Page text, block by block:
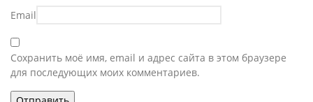
Email
Сохранить моё имя, email и адрес сайта в этом браузере
для последующих моих комментариев.